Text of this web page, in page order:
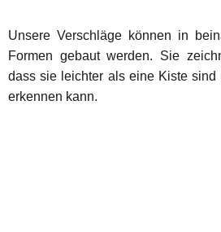
Unsere Verschläge können in
Formen gebaut werden. Sie
dass sie leichter als eine Kiste sind
erkennen kann.